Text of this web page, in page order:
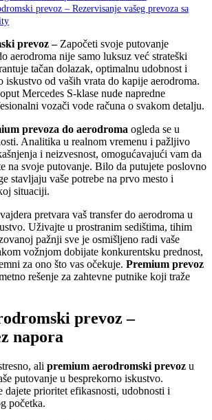
prevoz – Rezervisanje vašeg prevoza sa
prevoz – Započeti svoje putovanje
aerodroma nije samo luksuz već strateški
tačan dolazak, optimalnu udobnost i
iskustvo od vaših vrata do kapije aerodroma.
Mercedes S-klase nude napredne
vozači vode računa o svakom detalju.
prevoza do aerodroma ogleda se u
Analitika u realnom vremenu i pažljivo
i neizvesnost, omogućavajući vam da
na svoje putovanje. Bilo da putujete poslovno
stavljaju vaše potrebe na prvo mesto i
situaciji.
pretvara vaš transfer do aerodroma u
Uživajte u prostranim sedištima, tihim
pažnji sve je osmišljeno radi vaše
vožnjom dobijate konkurentsku prednost,
za ono što vas očekuje. Premium prevoz
rešenje za zahtevne putnike koji traže
prevoz –
napora
ali premium aerodromski prevoz u
putovanje u besprekorno iskustvo.
dajete prioritet efikasnosti, udobnosti i
početka.